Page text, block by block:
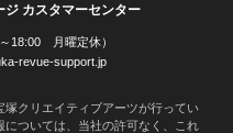
ジ カスタマーセンター
18:00 月曜定休）
revue-support.jp
クリエイティブアーツが行ってい
ついては、当社の許可なく、これ